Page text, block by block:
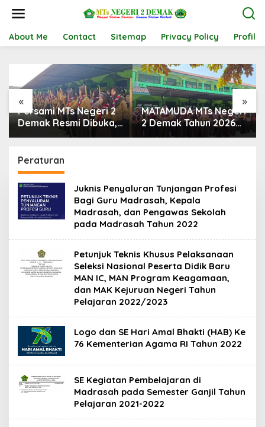
t
About Me Contact Sitemap Privacy Policy Profil
« »
Persami MTs Negeri 2
Demak Resmi Dibuka,
Wadah Pembentukan
Penggalang
MATAMUDA MTs Negeri
2 Demak Tahun 2026
Resmi Ditutup,
Didik yang Unggul,
Religius, dan
Berkarakter
Peraturan
Juknis Penyaluran Tunjangan Profesi
Bagi Guru Madrasah, Kepala
Madrasah, dan Pengawas Sekolah
pada Madrasah Tahun 2022
Petunjuk Teknis Khusus Pelaksanaan
Seleksi Nasional Peserta Didik Baru
MAN IC, MAN Program Keagamaan,
dan MAK Kejuruan Negeri Tahun
Pelajaran 2022/2023
Logo dan SE Hari Amal Bhakti (HAB) Ke
76 Kementerian Agama RI Tahun 2022
SE Kegiatan Pembelajaran di
Madrasah pada Semester Ganjil Tahun
Pelajaran 2021-2022